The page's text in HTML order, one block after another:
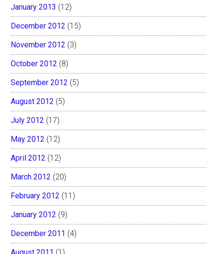
January 2013 (12)
December 2012 (15)
November 2012 (3)
October 2012 (8)
September 2012 (5)
August 2012 (5)
July 2012 (17)
May 2012 (12)
April 2012 (12)
March 2012 (20)
February 2012 (11)
January 2012 (9)
December 2011 (4)